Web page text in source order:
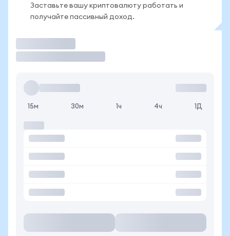
Заставьте вашу криптовалюту работать и
получайте пассивный доход.
15м 30м 1ч 4ч 1Д